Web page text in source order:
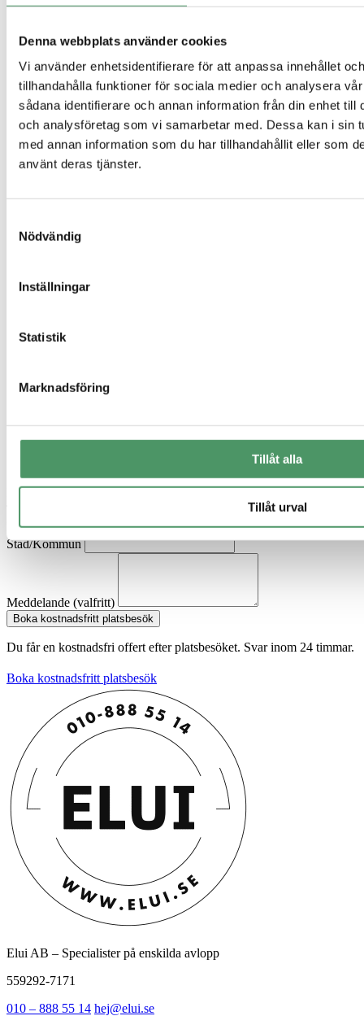
Denna webbplats använder cookies
Vi använder enhetsidentifierare för att anpassa innehållet
tillhandahålla funktioner för sociala medier och analysera
sådana identifierare och annan information från din enhet till
och analysföretag som vi samarbetar med. Dessa kan i sin
med annan information som du har tillhandahållit eller som
använt deras tjänster.
Nödvändig
Inställningar
Statistik
Marknadsföring
Tillåt alla
Tillåt urval
Fast pris — alltid
Namn
E-post
Stad/Kommun
Meddelande (valfritt)
Boka kostnadsfritt platsbesök
Du får en kostnadsfri offert efter platsbesöket. Svar inom 24 timmar.
Boka kostnadsfritt platsbesök
Elui AB – Specialister på enskilda avlopp
559292-7171
010 – 888 55 14 hej@elui.se